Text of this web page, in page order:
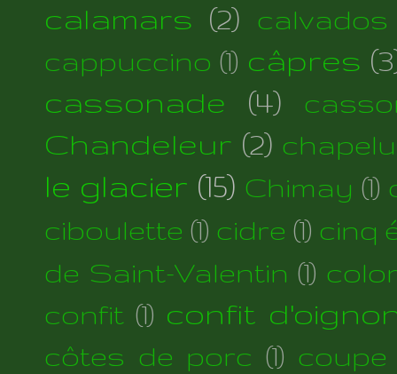
calamars (2)
calvados
cappuccino (1) câpres
cassonade
(4)
Chandeleur (2)
le glacier (15) Chimay (1)
ciboulette (1) cidre (1) cinq
de Saint-Valentin (1)
confit (1) confit
côtes de porc (1) coupe